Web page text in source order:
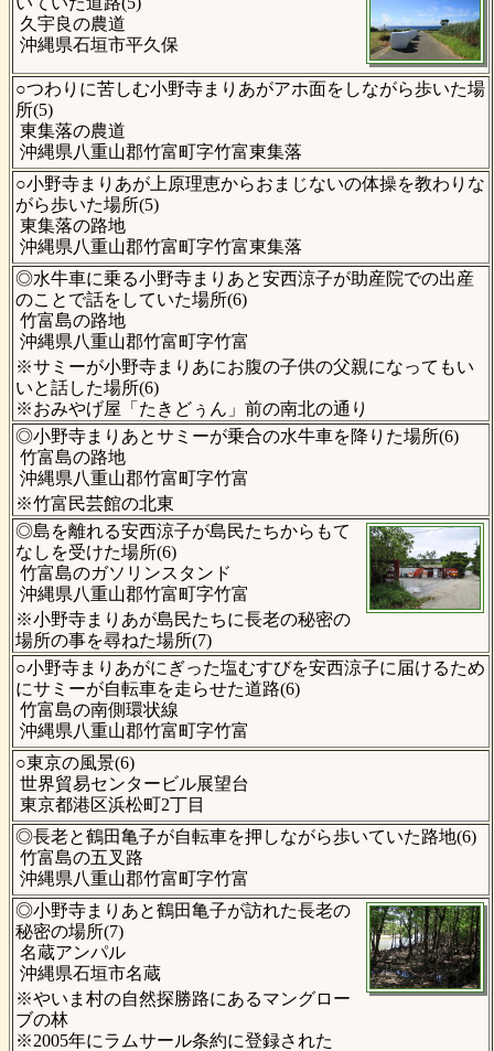
久宇良の農道
沖縄県石垣市平久保
○つわりに苦しむ小野寺まりあがアホ面をしながら歩いた場
所(5)
東集落の農道
沖縄県八重山郡竹富町字竹富東集落
○小野寺まりあが上原理恵からおまじないの体操を教わりな
がら歩いた場所(5)
東集落の路地
沖縄県八重山郡竹富町字竹富東集落
◎水牛車に乗る小野寺まりあと安西涼子が助産院での出産
のことで話をしていた場所(6)
竹富島の路地
沖縄県八重山郡竹富町字竹富
※サミーが小野寺まりあにお腹の子供の父親になってもい
いと話した場所(6)
※おみやげ屋「たきどぅん」前の南北の通り
◎小野寺まりあとサミーが乗合の水牛車を降りた場所(6)
竹富島の路地
沖縄県八重山郡竹富町字竹富
※竹富民芸館の北東
◎島を離れる安西涼子が島民たちからもて
なしを受けた場所(6)
竹富島のガソリンスタンド
沖縄県八重山郡竹富町字竹富
※小野寺まりあが島民たちに長老の秘密の
場所の事を尋ねた場所(7)
○小野寺まりあがにぎった塩むすびを安西涼子に届けるため
にサミーが自転車を走らせた道路(6)
竹富島の南側環状線
沖縄県八重山郡竹富町字竹富
○東京の風景(6)
世界貿易センタービル展望台
東京都港区浜松町2丁目
◎長老と鶴田亀子が自転車を押しながら歩いていた路地(6)
竹富島の五叉路
沖縄県八重山郡竹富町字竹富
◎小野寺まりあと鶴田亀子が訪れた長老の
秘密の場所(7)
名蔵アンパル
沖縄県石垣市名蔵
※やいま村の自然探勝路にあるマングロー
ブの林
※2005年にラムサール条約に登録された